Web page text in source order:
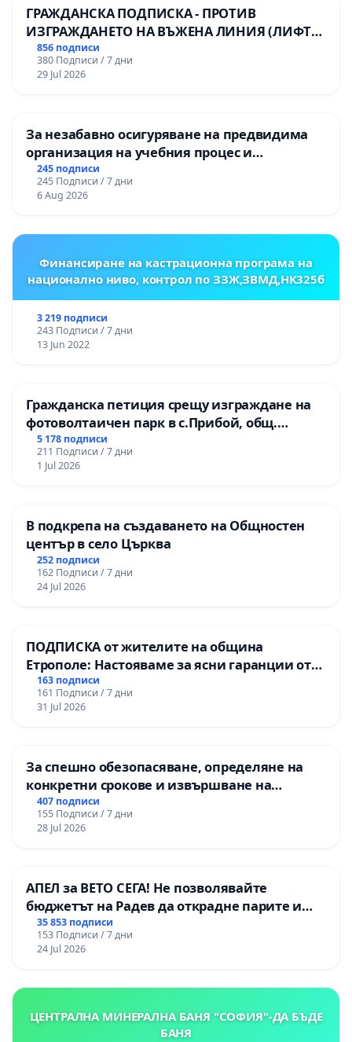
ГРАЖДАНСКА ПОДПИСКА - ПРОТИВ
ИЗГРАЖДАНЕТО НА ВЪЖЕНА ЛИНИЯ (ЛИФТ)
НА ТЕРИТОРИЯТА НА ПРИРОДНА
ЗАБЕЛЕЖИТЕЛНОСТ „ХЪЛМ НА
ОСВОБОДИТЕЛИТЕ“ (БУНАРДЖИК)
856 подписи
380 Подписи / 7 дни
29 Jul 2026
За незабавно осигуряване на предвидима
организация на учебния процес и
гарантиране на правото на равнопоставено
и качествено образование на учениците от
ОУ „Княз Александър I“ и Хуманитарна
245 подписи
245 Подписи / 7 дни
6 Aug 2026
Финансиране на кастрационна програма на
национално ниво, контрол по ЗЗЖ,ЗВМД,НК325б
3 219 подписи
243 Подписи / 7 дни
13 Jun 2022
Гражданска петиция срещу изграждане на
фотоволтаичен парк в с.Прибой, общ.
Радомир
5 178 подписи
211 Подписи / 7 дни
1 Jul 2026
В подкрепа на създаването на Общностен
център в село Църква
252 подписи
162 Подписи / 7 дни
24 Jul 2026
ПОДПИСКА от жителите на община
Етрополе: Настояваме за ясни гаранции от
“Елаците-МЕД” АД и от държавата, че ще се
изпълнят всички екологични норми!
163 подписи
161 Подписи / 7 дни
31 Jul 2026
За спешно обезопасяване, определяне на
конкретни срокове и извършване на
цялостна рехабилитация на
републиканския път между пътен възел АМ
„Тракия“ - гр. Ихтиман - с. Мирово - к.к.
407 подписи
155 Подписи / 7 дни
28 Jul 2026
АПЕЛ за ВЕТО СЕГА! Не позволявайте
бюджетът на Радев да открадне парите и
правата ни в тъмното
35 853 подписи
153 Подписи / 7 дни
24 Jul 2026
ЦЕНТРАЛНА МИНЕРАЛНА БАНЯ "СОФИЯ"-ДА БЪДЕ
БАНЯ